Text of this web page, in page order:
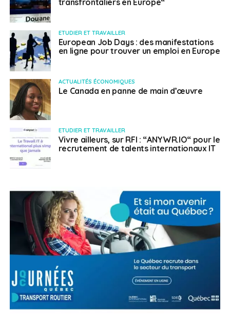
transfrontaliers en Europe“
ETUDIER ET TRAVAILLER
European Job Days : des manifestations
en ligne pour trouver un emploi en Europe
ACTUALITÉS ÉCONOMIQUES
Le Canada en panne de main d’œuvre
ETUDIER ET TRAVAILLER
Vivre ailleurs, sur RFI : “ANYWR.IO“ pour le
recrutement de talents internationaux IT